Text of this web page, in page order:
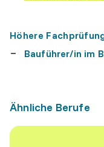
Höhere
Bauführer/in im
Ähnliche Berufe